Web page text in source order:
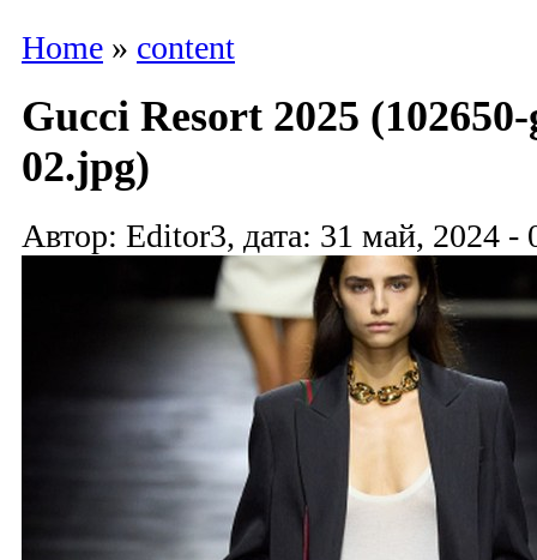
Home » content
Gucci Resort 2025
02.jpg)
Автор: Editor3, дата: 31 май, 2024 -